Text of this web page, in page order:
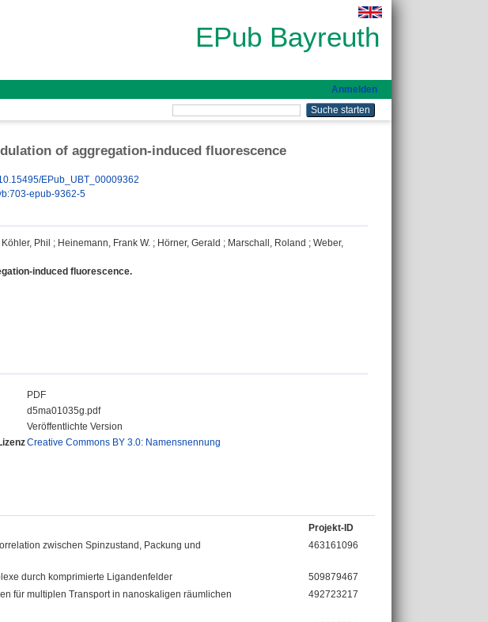
EPub Bayreuth
Anmelden
of aggregation-induced fluorescence
EPub_UBT_00009362
epub-9362-5
Köhler, Phil ; Heinemann, Frank W. ; Hörner, Gerald ; Marschall, Roland ; Weber,
induced fluorescence.
PDF
d5ma01035g.pdf
Veröffentlichte Version
Creative Commons BY 3.0: Namensnennung
Projekt-ID
zwischen Spinzustand, Packung und
463161096
durch komprimierte Ligandenfelder
509879467
für multiplen Transport in nanoskaligen räumlichen
492723217